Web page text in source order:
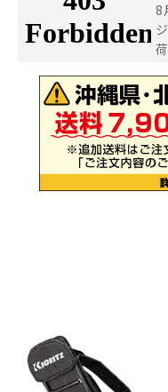
お気に入り一覧
閲覧履歴一覧
農業機械
レンタル
8